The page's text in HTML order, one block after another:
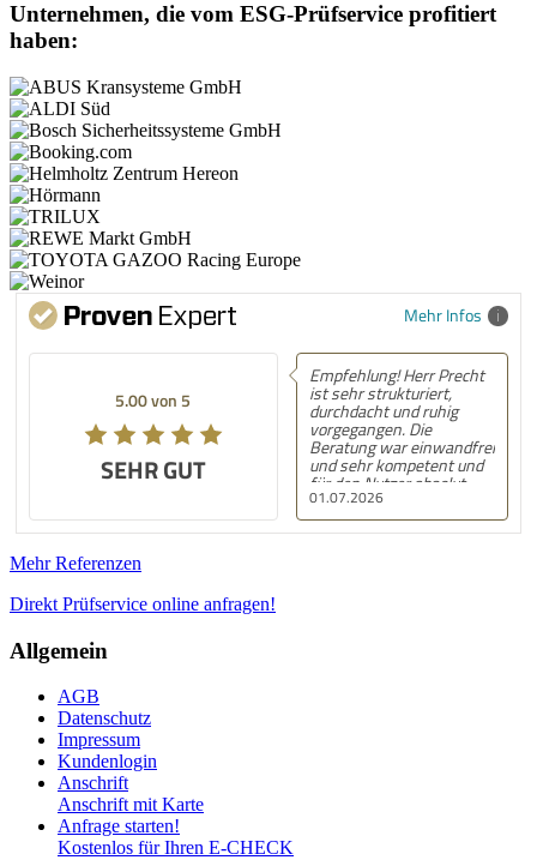
Unternehmen, die vom ESG-Prüfservice profitiert
haben:
Mehr Infos
5.00 von 5
SEHR GUT
01.07.2026
Empfehlung! Herr Precht
ist sehr strukturiert,
durchdacht und ruhig
vorgegangen. Die
Beratung war einwandfrei
und sehr kompetent und
für den Nutzer absolut
nachvollziehbar und
verständlich.
Mehr Referenzen
Direkt Prüfservice online anfragen!
Allgemein
AGB
Datenschutz
Impressum
Kundenlogin
Anschrift
Anschrift mit Karte
Anfrage starten!
Kostenlos für Ihren E-CHECK